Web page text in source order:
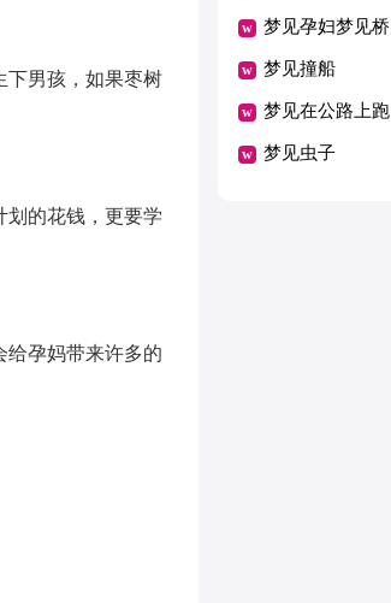
男孩，如果枣树
的花钱，更要学
孕妈带来许多的
梦见孕妇梦见桥
梦见撞船
梦见在公路上跑
梦见虫子